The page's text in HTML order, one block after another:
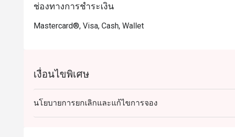
ช่องทางการชำระเงิน
Mastercard®, Visa, Cash, Wallet
เงื่อนไขพิเศษ
นโยบายการยกเลิกและแก้ไขการจอง